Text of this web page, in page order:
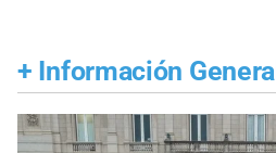
+ Información General